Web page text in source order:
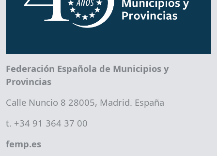
Federación Española de Municipios y
Provincias
Calle Nuncio 8 28005, Madrid. España
t. +34 91 364 37 00
femp.es